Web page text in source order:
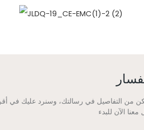
من التفاصيل في رسالتك، وسنرد عليك في